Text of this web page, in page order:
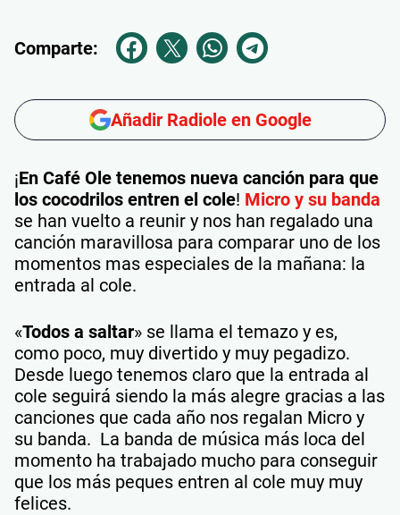
Comparte:
Añadir Radiole en Google
¡En Café Ole tenemos nueva canción para que
los cocodrilos entren el cole! Micro y su banda
se han vuelto a reunir y nos han regalado una
canción maravillosa para comparar uno de los
momentos mas especiales de la mañana: la
entrada al cole.
«Todos a saltar» se llama el temazo y es,
como poco, muy divertido y muy pegadizo.
Desde luego tenemos claro que la entrada al
cole seguirá siendo la más alegre gracias a las
canciones que cada año nos regalan Micro y
su banda. La banda de música más loca del
momento ha trabajado mucho para conseguir
que los más peques entren al cole muy muy
felices.